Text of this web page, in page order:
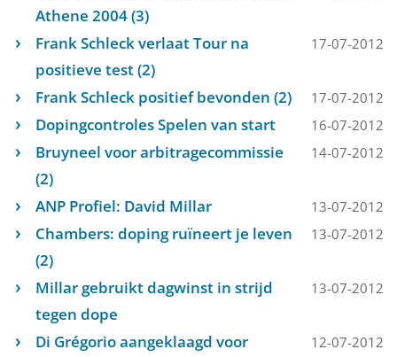
Athene 2004 (3)
Frank Schleck verlaat Tour na
positieve test (2)
17-07-2012
Frank Schleck positief bevonden (2) 17-07-2012
Dopingcontroles Spelen van start 16-07-2012
Bruyneel voor arbitragecommissie
(2)
14-07-2012
ANP Profiel: David Millar 13-07-2012
Chambers: doping ruïneert je leven
(2)
13-07-2012
Millar gebruikt dagwinst in strijd
tegen dope
13-07-2012
Di Grégorio aangeklaagd voor
12-07-2012